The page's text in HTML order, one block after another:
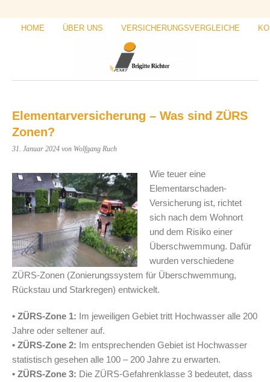
HOME ÜBER UNS VERSICHERUNGSVERGLEICHE
Elementarversicherung – Was sind ZÜRS
Zonen?
31. Januar 2024 von Wolfgang Ruch
Wie teuer eine
Elementarschaden-
Versicherung ist, richtet
sich nach dem Wohnort
und dem Risiko einer
Überschwemmung. Dafür
wurden verschiedene
ZÜRS-Zonen (Zonierungssystem für Überschwemmung,
Rückstau und Starkregen) entwickelt.
• ZÜRS-Zone 1: Im jeweiligen Gebiet tritt Hochwasser alle 200
Jahre oder seltener auf.
• ZÜRS-Zone 2: Im entsprechenden Gebiet ist Hochwasser
statistisch gesehen alle 100 – 200 Jahre zu erwarten.
• ZÜRS-Zone 3: Die ZÜRS-Gefahrenklasse 3 bedeutet, dass